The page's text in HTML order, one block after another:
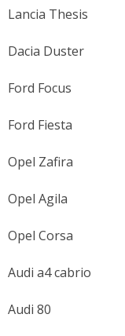
Lancia Thesis
Dacia Duster
Ford Focus
Ford Fiesta
Opel Zafira
Opel Agila
Opel Corsa
Audi a4 cabrio
Audi 80